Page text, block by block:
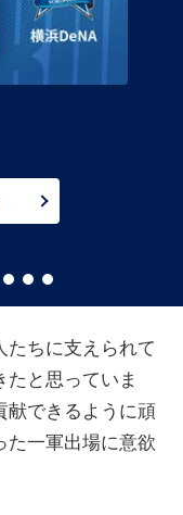
)午後5:45～
たちに支えられて
と思っていま
献できるように頑
た一軍出場に意欲